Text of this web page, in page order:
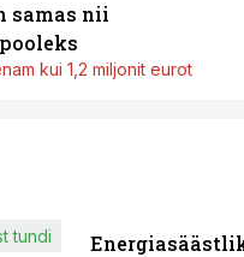
samas nii
kui 1,2 miljonit eurot
tundi